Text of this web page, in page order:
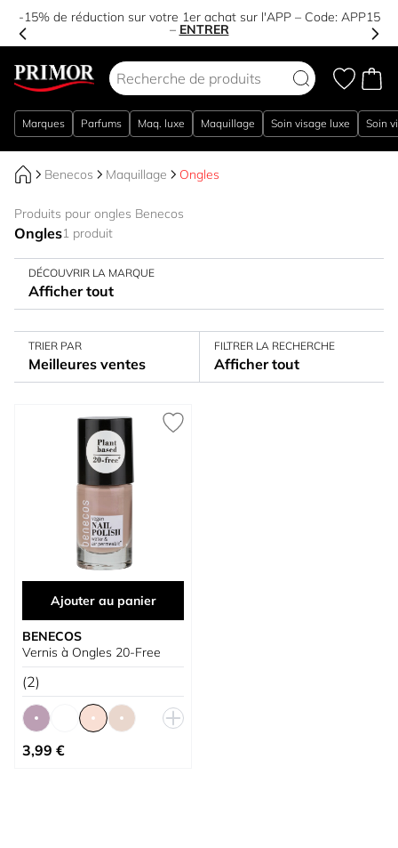
-15% de réduction sur votre 1er achat sur l'APP – Code: APP15
– ENTRER
Marques Parfums Maq. luxe Maquillage Soin visage luxe Soin
Benecos Maquillage Ongles
Produits pour ongles Benecos
Ongles1 produit
DÉCOUVRIR LA MARQUE
Afficher tout
TRIER PAR
Meilleures ventes
FILTRER LA RECHERCHE
Afficher tout
Ajouter au panier
BENECOS
Vernis à Ongles 20-Free
(2)
À partir de
3,99 €